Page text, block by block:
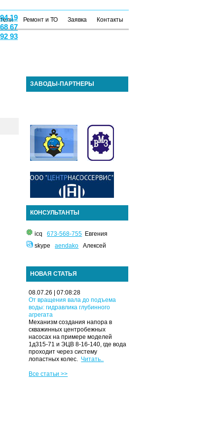
19
67
93
Ремонт и ТО Заявка Контакты
ЗАВОДЫ-ПАРТНЕРЫ
КОНСУЛЬТАНТЫ
icq673-568-755 Евгения
skypeaendako Алексей
НОВАЯ СТАТЬЯ
08.07.26 | 07:08:28
От вращения вала до подъема
воды: гидравлика глубинного
агрегата
Механизм создания напора в
скважинных центробежных
насосах на примере моделей
1д315-71 и ЭЦВ 8-16-140, где вода
проходит через систему
лопастных колес. Читать..
Все статьи >>